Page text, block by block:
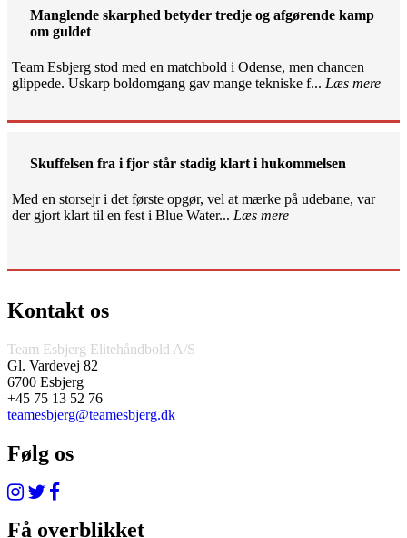
Manglende skarphed betyder tredje og afgørende kamp
om guldet
Team Esbjerg stod med en matchbold i Odense, men chancen
glippede. Uskarp boldomgang gav mange tekniske f... Læs mere
Skuffelsen fra i fjor står stadig klart i hukommelsen
Med en storsejr i det første opgør, vel at mærke på udebane, var
der gjort klart til en fest i Blue Water... Læs mere
Kontakt os
Team Esbjerg Elitehåndbold A/S
Gl. Vardevej 82
6700 Esbjerg
+45 75 13 52 76
teamesbjerg@teamesbjerg.dk
Følg os
Få overblikket